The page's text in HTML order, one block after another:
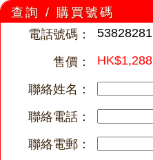
查詢 / 購買號碼
電話號碼：
53828281
售價： HK$1,288
聯絡姓名：
聯絡電話：
聯絡電郵：